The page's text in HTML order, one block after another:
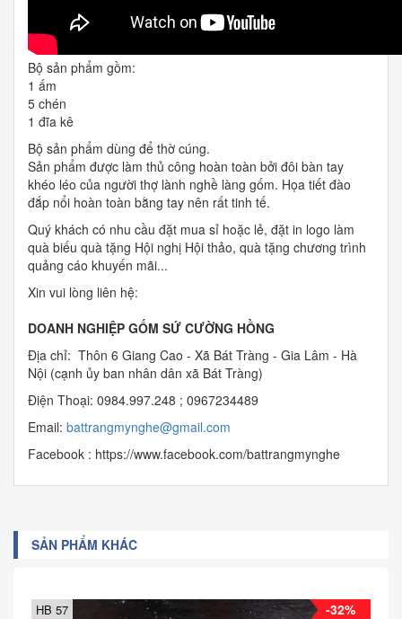
Bộ sản phẩm gồm:
1 ấm
5 chén
1 đĩa kê
Bộ sản phẩm dùng để thờ cúng.
Sản phẩm được làm thủ công hoàn toàn bởi đôi bàn tay
khéo léo của người thợ lành nghề làng gốm. Họa tiết đào
đắp nổi hoàn toàn bằng tay nên rất tinh tế.
Quý khách có nhu cầu đặt mua sỉ hoặc lẻ, đặt in logo làm
quà biếu quà tặng Hội nghị Hội thảo, quà tặng chương trình
quảng cáo khuyến mãi...
Xin vui lòng liên hệ:
DOANH NGHIỆP GỐM SỨ CƯỜNG HỒNG
Địa chỉ: Thôn 6 Giang Cao - Xã Bát Tràng - Gia Lâm - Hà
Nội (cạnh ủy ban nhân dân xã Bát Tràng)
Điện Thoại: 0984.997.248 ; 0967234489
Email: battrangmynghe@gmail.com
Facebook : https://www.facebook.com/battrangmynghe
SẢN PHẨM KHÁC
-32%
HB 57